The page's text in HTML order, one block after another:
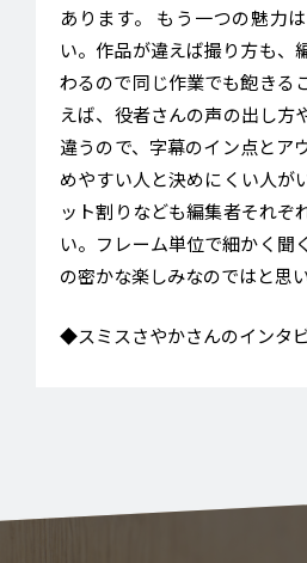
あります。 もう一つの魅力
い。作品が違えば撮り方も、
わるので同じ作業でも飽きる
えば、役者さんの声の出し方
違うので、字幕のイン点とア
めやすい人と決めにくい人が
ット割りなども編集者それぞ
い。フレーム単位で細かく聞
の密かな楽しみなのではと思い
◆スミスさやかさんのインタ